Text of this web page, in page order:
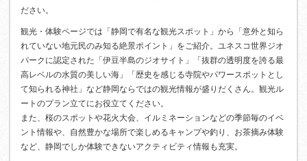
ださい。
観光・体験ページでは「静岡で有名な観光スポット」から「意外と知ら
れていない地元民のみ知る絶景ポイント」をご紹介。ユネスコ世界ジオ
パークに認定された「伊豆半島のジオサイト」「抜群の透明度を誇る最
高レベルの水質の美しい海」「歴史を感じる寺院やパワースポットとし
て知られる神社」など静岡ならではの観光情報が盛りだくさん。観光ル
ートのプラン立てにお役立てください。
また、桜のスポットや花火大会、イルミネーションなどの季節毎のイベ
ント情報や、自然豊かな場所で楽しめるキャンプや釣り、お茶摘み体験
など、静岡でしか体験できないアクティビティ情報も充実。